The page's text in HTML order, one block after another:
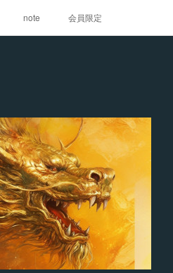
note 会員限定